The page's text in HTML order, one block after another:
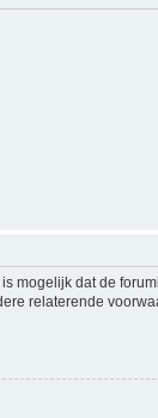
mogelijk dat de
relaterende